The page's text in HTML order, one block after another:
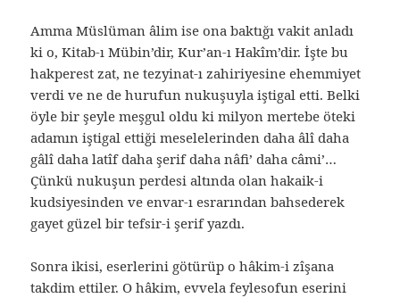
Amma Müslüman âlim ise ona baktığı vakit anladı
ki o, Kitab-ı Mübin’dir, Kur’an-ı Hakîm’dir. İşte bu
hakperest zat, ne tezyinat-ı zahiriyesine ehemmiyet
verdi ve ne de hurufun nukuşuyla iştigal etti. Belki
öyle bir şeyle meşgul oldu ki milyon mertebe öteki
adamın iştigal ettiği meselelerinden daha âlî daha
gâlî daha latîf daha şerif daha nâfi’ daha câmi’…
Çünkü nukuşun perdesi altında olan hakaik-i
kudsiyesinden ve envar-ı esrarından bahsederek
gayet güzel bir tefsir-i şerif yazdı.
Sonra ikisi, eserlerini götürüp o hâkim-i zîşana
takdim ettiler. O hâkim, evvela feylesofun eserini